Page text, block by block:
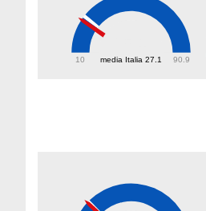
media Italia 27.1
10 90.9